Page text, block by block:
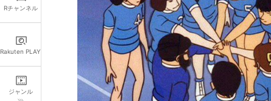
Rチャンネル
Rakuten PLAY
ジャンル
詳細情報
あらすじ
決勝でソ連相手に大苦戦す
まるが、それは偶然にすぎ
かれる愛情模様こそ、まさ
原題 ー